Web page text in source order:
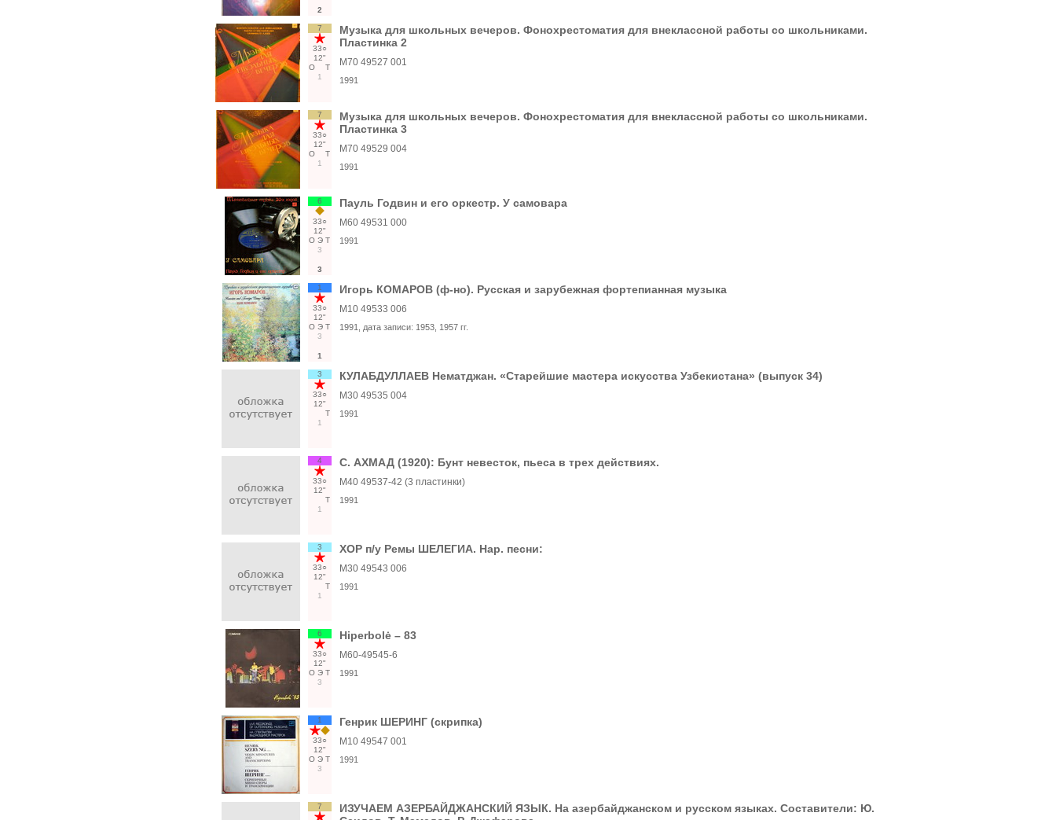
2
7
33○
12"
О
Т
1
Музыка для школьных вечеров. Фонохрестоматия для внеклассной работы со школьниками.
Пластинка 2
М70 49527 001
1991
7
33○
12"
О
Т
1
Музыка для школьных вечеров. Фонохрестоматия для внеклассной работы со школьниками.
Пластинка 3
М70 49529 004
1991
6
33○
12"
О Э Т
3
3
Пауль Годвин и его оркестр. У самовара
М60 49531 000
1991
1
33○
12"
О Э Т
3
1
Игорь КОМАРОВ (ф-но). Русская и зарубежная фортепианная музыка
М10 49533 006
1991 , дата записи: 1953, 1957 гг.
3
33○
12"
Т
1
КУЛАБДУЛЛАЕВ Нематджан. «Старейшие мастера искусства Узбекистана» (выпуск 34)
М30 49535 004
1991
4
33○
12"
Т
1
С. АХМАД (1920): Бунт невесток, пьеса в трех действиях.
М40 49537-42 (3 пластинки)
1991
3
33○
12"
Т
1
ХОР п/у Ремы ШЕЛЕГИА. Нар. песни:
М30 49543 006
1991
6
33○
12"
О Э Т
3
Hiperbolė ‎– 83
M60-49545-6
1991
1
33○
12"
О Э Т
3
Генрик ШЕРИНГ (скрипка)
М10 49547 001
1991
7
ИЗУЧАЕМ АЗЕРБАЙДЖАНСКИЙ ЯЗЫК. На азербайджанском и русском языках. Составители: Ю.